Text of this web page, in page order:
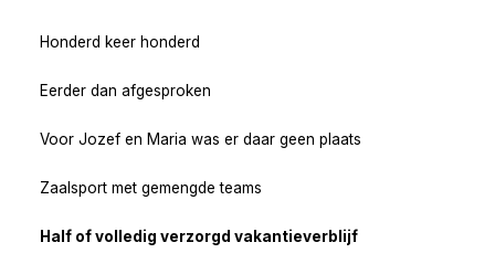
Honderd keer honderd
Eerder dan afgesproken
Voor Jozef en Maria was er daar geen plaats
Zaalsport met gemengde teams
Half of volledig verzorgd vakantieverblijf